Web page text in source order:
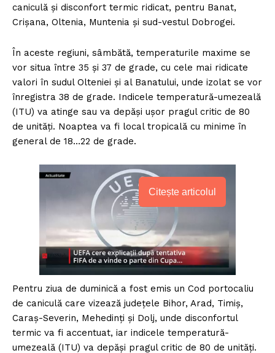
caniculă şi disconfort termic ridicat, pentru Banat,
Crişana, Oltenia, Muntenia şi sud-vestul Dobrogei.
În aceste regiuni, sâmbătă, temperaturile maxime se
vor situa între 35 şi 37 de grade, cu cele mai ridicate
valori în sudul Olteniei şi al Banatului, unde izolat se vor
înregistra 38 de grade. Indicele temperatură-umezeală
(ITU) va atinge sau va depăşi uşor pragul critic de 80
de unităţi. Noaptea va fi local tropicală cu minime în
general de 18…22 de grade.
Citește articolul
Pentru ziua de duminică a fost emis un Cod portocaliu
de caniculă care vizează judeţele Bihor, Arad, Timiş,
Caraş-Severin, Mehedinţi şi Dolj, unde disconfortul
termic va fi accentuat, iar indicele temperatură-
umezeală (ITU) va depăşi pragul critic de 80 de unităţi.